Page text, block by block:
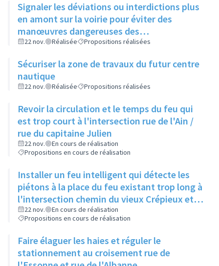
Signaler les déviations ou interdictions plus
en amont sur la voirie pour éviter des
manœuvres dangereuses des
automobilistes
22 nov. Réalisée Propositions réalisées
Sécuriser la zone de travaux du futur centre
nautique
22 nov. Réalisée Propositions réalisées
Revoir la circulation et le temps du feu qui
est trop court à l'intersection rue de l'Ain /
rue du capitaine Julien
22 nov.
En cours de réalisation
Propositions en cours de réalisation
Installer un feu intelligent qui détecte les
piétons à la place du feu existant trop long à
l'intersection chemin du vieux Crépieux et
route de Strasbourg
22 nov.
En cours de réalisation
Propositions en cours de réalisation
Faire élaguer les haies et réguler le
stationnement au croisement rue de